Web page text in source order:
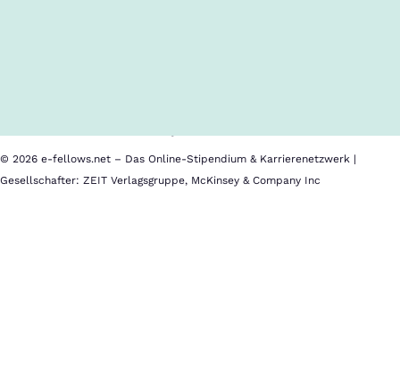
© 2026 e-fellows.net – Das Online-Stipendium & Karrierenetzwerk |
Gesellschafter: ZEIT Verlagsgruppe, McKinsey & Company Inc